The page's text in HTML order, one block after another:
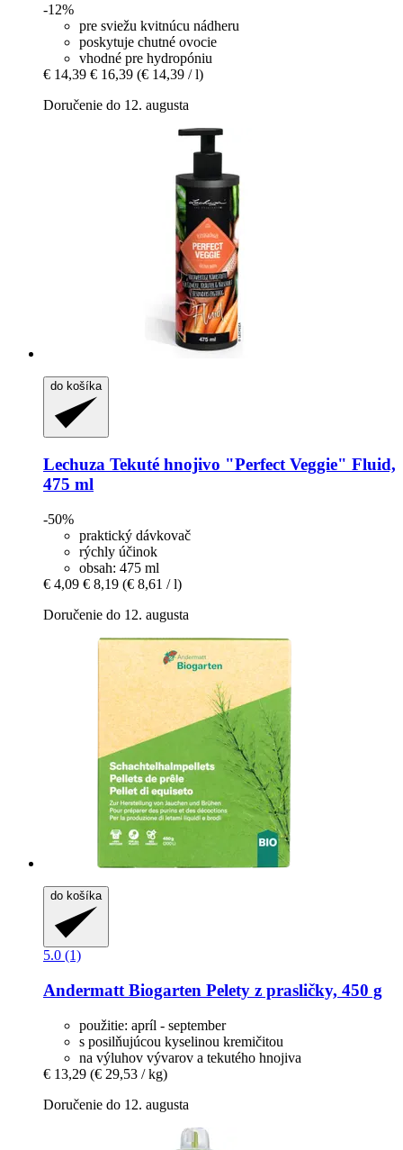
-12%
pre sviežu kvitnúcu nádheru
poskytuje chutné ovocie
vhodné pre hydropóniu
€ 14,39 € 16,39 (€ 14,39 / l)
Doručenie do 12. augusta
do košíka
Lechuza Tekuté hnojivo "Perfect Veggie" Fluid,
475 ml
-50%
praktický dávkovač
rýchly účinok
obsah: 475 ml
€ 4,09 € 8,19 (€ 8,61 / l)
Doručenie do 12. augusta
do košíka
5.0 (1)
Andermatt Biogarten Pelety z prasličky, 450 g
použitie: apríl - september
s posilňujúcou kyselinou kremičitou
na výluhov vývarov a tekutého hnojiva
€ 13,29 (€ 29,53 / kg)
Doručenie do 12. augusta